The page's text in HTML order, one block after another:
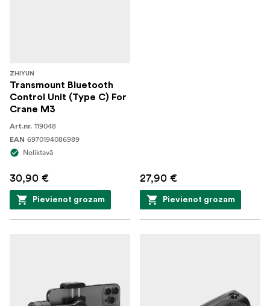
ZHIYUN
Transmount Bluetooth
Control Unit (Type C) For
Crane M3
Art.nr. 119048
EAN 6970194086989
Noliktavā
30,90 €
Pievienot grozam
27,90 €
Pievienot grozam